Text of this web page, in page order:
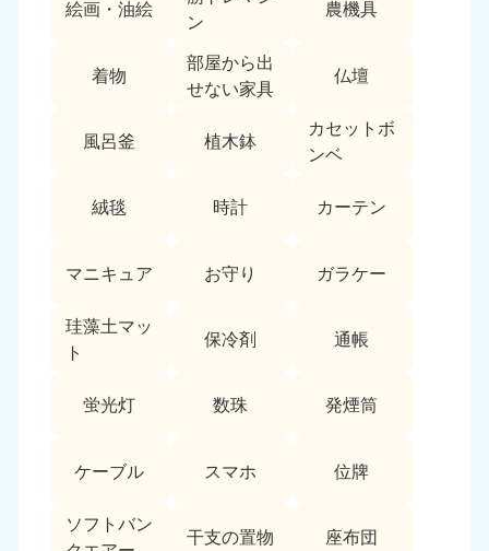
絵画・油絵
ン
農機具
着物
部屋から出
せない家具
仏壇
風呂釜 植木鉢
カセットボ
ンベ
絨毯 時計 カーテン
マニキュア お守り ガラケー
珪藻土マッ
ト
保冷剤 通帳
蛍光灯 数珠 発煙筒
ケーブル スマホ 位牌
ソフトバン
干支の置物 座布団
9:00〜19:00 年中無休 9:00〜19:00 年中無休
愛媛県
050-1880-9896
高知県
050-1880-9897
九州・沖縄
福岡県
050-1880-9895
佐賀県
050-1880-9894
050-1880-9891
9:00〜19:00 年中無休 9:00〜19:00 年中無休
大分県
050-1880-9893
宮崎県
050-1880-9890
050-1880-9892
9:00〜19:00 年中無休 9:00〜19:00 年中無休